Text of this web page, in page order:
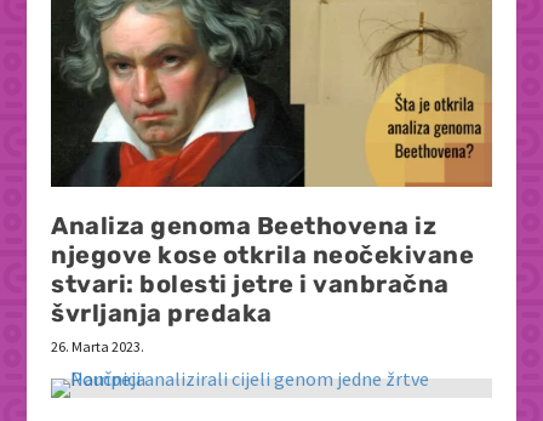
Analiza genoma Beethovena iz
njegove kose otkrila neočekivane
stvari: bolesti jetre i vanbračna
švrljanja predaka
26. Marta 2023.